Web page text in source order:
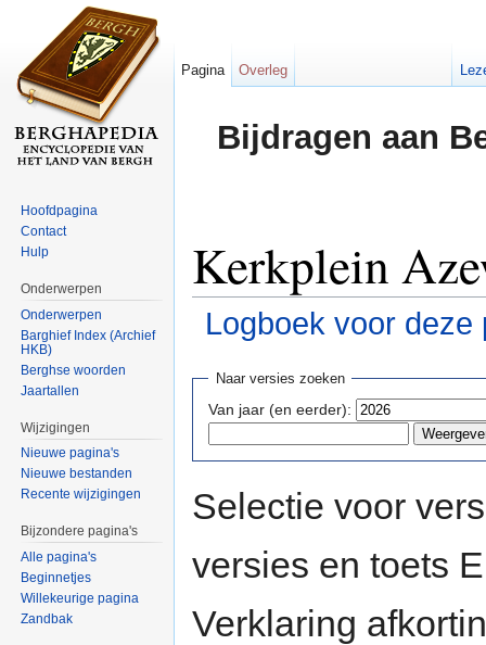
Bijdragen aan
Kerkplein
Logboek voor deze
Naar versies zoeken
Van jaar (en eerder):
Selectie voor
versies en toets
Verklaring
Pagina Overleg
Hoofdpagina
Contact
Hulp
Onderwerpen
Onderwerpen
Barghief Index (Archief
HKB)
Berghse woorden
Jaartallen
Wijzigingen
Nieuwe pagina's
Nieuwe bestanden
Recente wijzigingen
Bijzondere pagina's
Alle pagina's
Beginnetjes
Willekeurige pagina
Zandbak